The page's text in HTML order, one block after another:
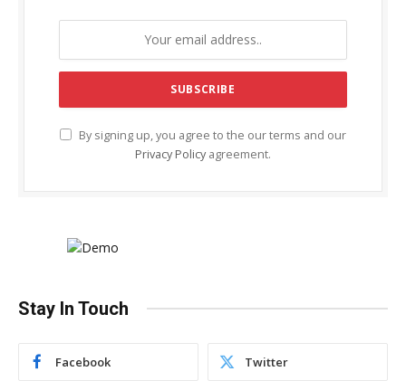
By signing up, you agree to the our terms and our
Privacy Policy agreement.
Stay In Touch
Facebook Twitter